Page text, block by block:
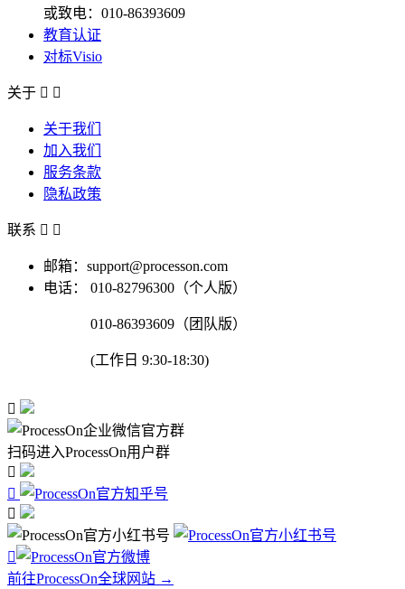
或致电：010-86393609
教育认证
对标Visio
关于  
关于我们
加入我们
服务条款
隐私政策
联系  
邮箱：support@processon.com
电话：
010-82796300（个人版）
010-86393609（团队版）
(工作日 9:30-18:30)

扫码进入ProcessOn用户群




前往ProcessOn全球网站 →